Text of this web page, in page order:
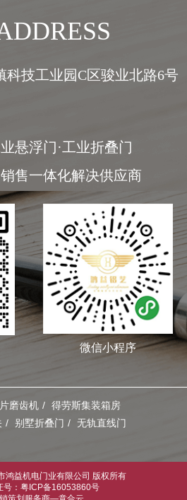
科技工业园C区骏业北路6号
悬浮门·工业折叠门
售一体化解决供应商
微信小程序
磨齿机
得劳斯集装箱房
别墅折叠门
无轨直线门
鸿益机电门业有限公司 版权所有
号：粤ICP备16053860号